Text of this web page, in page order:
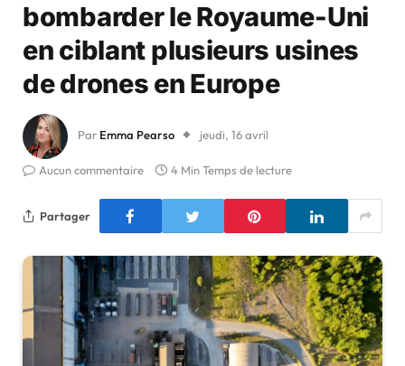
bombarder le Royaume-Uni
en ciblant plusieurs usines
de drones en Europe
Par Emma Pearso jeudi, 16 avril
Aucun commentaire 4 Min Temps de lecture
Partager